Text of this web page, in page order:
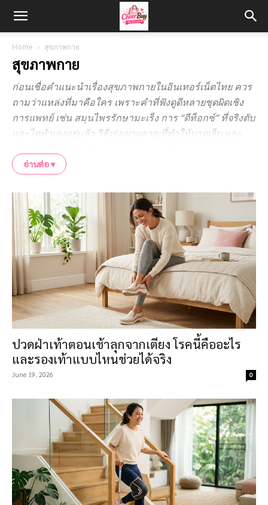
Home สุขภาพกาย
สุขภาพกาย
ก่อนเชื่อคำแนะนำเรื่องสุขภาพกายในอินเทอร์เน็ตไทย ควร
ถามว่าแหล่งที่มาคือใคร เพราะคำที่ฟังดูดีหลายชุดผิดเชิง
การแพทย์ เช่น สมุนไพรรักษามะเร็ง การ “ดีท็อกซ์” ที่จริงตับ
และไตทำเองอยู่แล้ว วิธีเร่งเผาผลาญที่ทำให้บาดเจ็บ และ
เขียนเรื่องสุขภาพกายแบบระมัดระวัง ไม่ตื่นเต้น อ้างอิงคู่มือ
ก่อนเผยแพร่
เรายึดหลักระบุระดับหลักฐานเสมอว่าเป็นงานวิจัยขนาดเล็ก
งานทดลองในสัตว์ หรือการทบทวนงานวิจัย พร้อมเตือน
เมื่อไรควรไปหาแพทย์ ไม่ใช่อ่านบทความแล้วลองรักษาตัว
เอง เพราะอาการเดียวกันในคนสองคนอาจมาจากสาเหตุ
คนละชุด การวินิจฉัยต้องอาศัยการตรวจร่างกายและประวัติ
ส่วนตัวที่อินเทอร์เน็ตให้ไม่ได้
เนื้อหาที่อ่านได้ในหมวดนี้ครอบคลุมการนอนและคุณภาพ
การนอน ปวดหลังและออฟฟิศซินโดรมจากการนั่งทำงาน
ปัญหาคอ บ่า ไหล่ ตา จากการใช้หน้าจอ การเลือกหมอน
และที่นอน เทคนิคป้องกันการบาดเจ็บจากการออกกำลังกาย
การตรวจสุขภาพประจำปีที่จำเป็นจริงในแต่ละช่วงวัย วัคซีน
คนไทยเสี่ยงสูง
ประเด็นที่ตลาดยังกำกวม เราจัดวางข้อเท็จจริงให้เห็น เช่น
คอลลาเจนเสริมจริง ๆ ทำอะไรได้ในร่างกาย สมุนไพรที่นิยม
แต่ขาดงานวิจัยรองรับ การใช้คลื่นเสียง/ไฟฟ้าเพื่อบรรเทา
ปวดที่ผลลัพธ์ไม่แน่นอน และอุปกรณ์ติดตามสุขภาพที่อ่าน
ค่าผิดบ่อยกว่าที่คาด
อ่านต่อ ▾
ปวดฝ่าเท้าตอนเช้าลุกจากเตียง โรคนี้คืออะไร
และรองเท้าแบบไหนช่วยได้จริง
June 19, 2026 0